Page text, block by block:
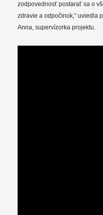
zodpovednosť postarať sa o
zdravie a odpočinok,“ uviedla
Anna, supervízorka projektu.